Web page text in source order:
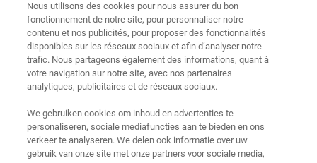
*Welkomstaanbieding geldig voor een eerste bestelling. Niet cumuleerbaar
met andere aanbiedingen of promoties, maar wel cumuleerbaar met «
Cadeau bij aankoop » aanbiedingen. Beperkt tot één keer te gebruiken per
klant. Niet geldig op limited editions en bundels.
Deze site wordt beschermd door Cloudflare en het privacybeleid en de
gebruiksvoorwaarden zijn van toepassing.
AANMELDEN
Nous utilisons des cookies pour nous assurer du bon
fonctionnement de notre site, pour personnaliser notre
contenu et nos publicités, pour proposer des fonctionnalités
disponibles sur les réseaux sociaux et afin d’analyser notre
trafic. Nous partageons également des informations, quant à
votre navigation sur notre site, avec nos partenaires
analytiques, publicitaires et de réseaux sociaux.
We gebruiken cookies om inhoud en advertenties te
personaliseren, sociale mediafuncties aan te bieden en ons
verkeer te analyseren. We delen ook informatie over uw
gebruik van onze site met onze partners voor sociale media,